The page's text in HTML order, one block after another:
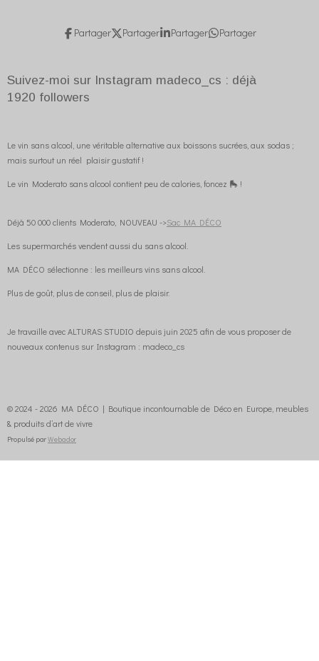
Partager Partager Partager Partager
Suivez-moi sur Instagram madeco_cs : déjà
1920 followers
Le vin sans alcool, une véritable alternative aux boissons sucrées, aux sodas ;
mais surtout un réel plaisir gustatif !
Le vin Moderato sans alcool contient peu de calories, foncez 🛼 !
Déjà 50 000 clients Moderato, NOUVEAU ->Sac MA DÉCO
Les supermarchés vendent aussi du sans alcool.
MA DÉCO sélectionne : les meilleurs vins sans alcool.
Plus de goût, plus de conseil, plus de plaisir.
Je travaille avec ALTURAS STUDIO depuis juin 2025 afin de vous proposer de
nouveaux contenus sur Instagram : madeco_cs
© 2024 - 2026 MA DÉCO | Boutique incontournable de Déco en Europe, meubles
& produits d’art de vivre
Propulsé parWebador